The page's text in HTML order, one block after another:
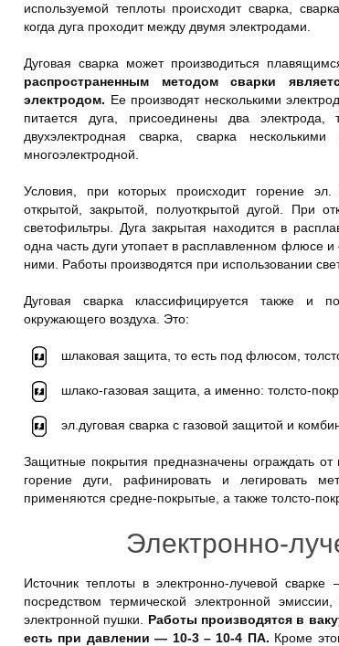
используемой теплоты происходит сварка,
когда дуга проходит между двумя электродами.
Дуговая сварка может производиться
распространенным методом сварки
электродом. Ее производят несколькими
питается дуга, присоединены два электрода,
двухэлектродная сварка, сварка
многоэлектродной.
Условия, при которых происходит горение
открытой, закрытой, полуоткрытой дугой. При
светофильтры. Дуга закрытая находится в
одна часть дуги утопает в расплавленном флюсе
ними. Работы производятся при использовании
Дуговая сварка классифицируется также и
окружающего воздуха. Это:
шлаковая защита, то есть под флюсом,
шлако-газовая защита, а именно: толсто-
эл.дуговая сварка с газовой защитой и
Защитные покрытия предназначены ограждать от
горение дуги, рафинировать и легировать
применяются средне-покрытые, а также толсто-
Электронно-
Источник теплоты в электронно-лучевой
посредством термической электронной
электронной пушки. Работы производятся в
есть при давлении — 10-3 – 10-4 ПА. Кроме